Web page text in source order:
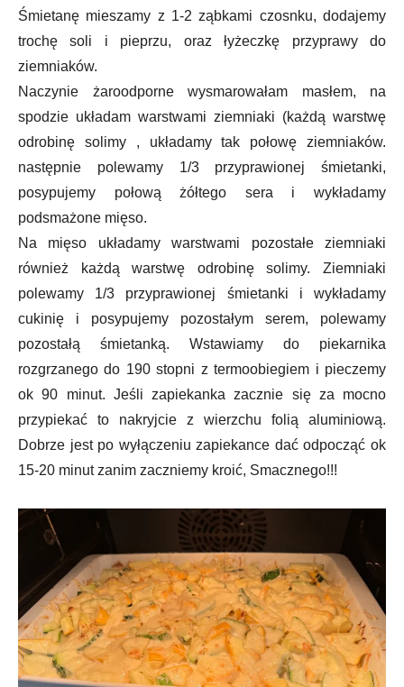
Śmietanę mieszamy z 1-2 ząbkami czosnku, dodajemy
trochę soli i pieprzu, oraz łyżeczkę przyprawy do
ziemniaków.
Naczynie żaroodporne wysmarowałam masłem, na
spodzie układam warstwami ziemniaki (każdą warstwę
odrobinę solimy , układamy tak połowę ziemniaków.
następnie polewamy 1/3 przyprawionej śmietanki,
posypujemy połową żółtego sera i wykładamy
podsmażone mięso.
Na mięso układamy warstwami pozostałe ziemniaki
również każdą warstwę odrobinę solimy. Ziemniaki
polewamy 1/3 przyprawionej śmietanki i wykładamy
cukinię i posypujemy pozostałym serem, polewamy
pozostałą śmietanką. Wstawiamy do piekarnika
rozgrzanego do 190 stopni z termoobiegiem i pieczemy
ok 90 minut. Jeśli zapiekanka zacznie się za mocno
przypiekać to nakryjcie z wierzchu folią aluminiową.
Dobrze jest po wyłączeniu zapiekance dać odpocząć ok
15-20 minut zanim zaczniemy kroić, Smacznego!!!